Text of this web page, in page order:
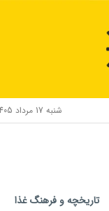
شنبه 17 مرداد 1405
تاریخچه و فرهنگ غذا